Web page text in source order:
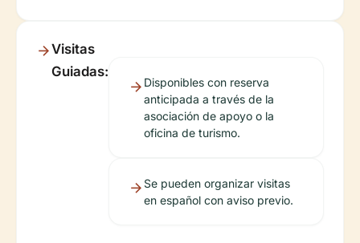
Visitas
Guiadas:
Disponibles con reserva
anticipada a través de la
asociación de apoyo o la
oficina de turismo.
Se pueden organizar visitas
en español con aviso previo.